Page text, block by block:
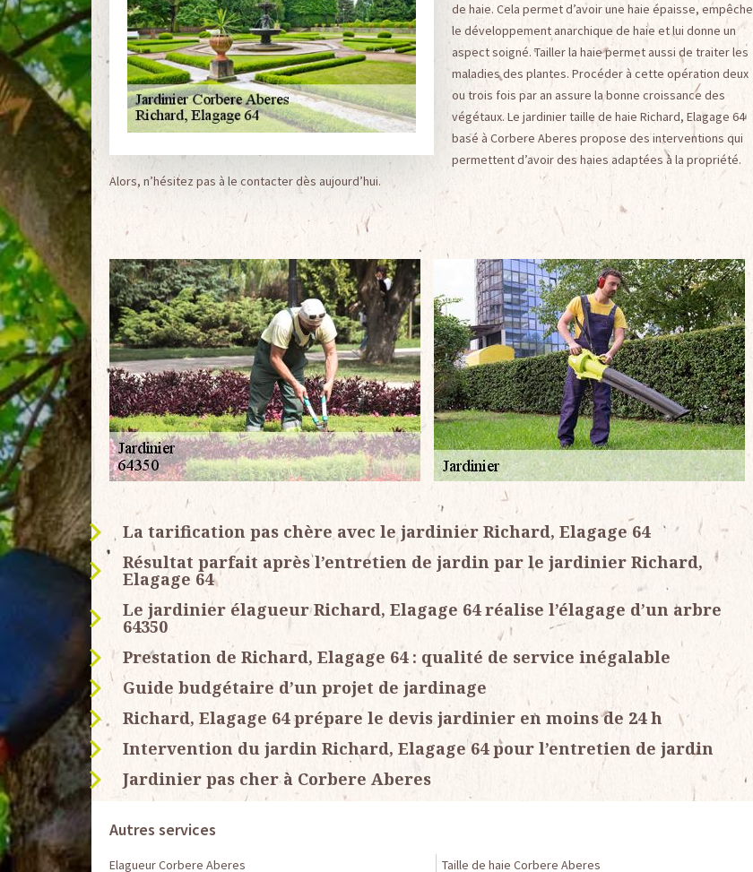
de haie. Cela permet d’avoir une haie épaisse, empêche
le développement anarchique de haie et lui donne un
aspect soigné. Tailler la haie permet aussi de traiter les
maladies des plantes. Procéder à cette opération deux
ou trois fois par an assure la bonne croissance des
végétaux. Le jardinier taille de haie Richard, Elagage 64
basé à Corbere Aberes propose des interventions qui
permettent d’avoir des haies adaptées à la propriété.
Alors, n’hésitez pas à le contacter dès aujourd’hui.
La tarification pas chère avec le jardinier Richard, Elagage 64
Résultat parfait après l’entretien de jardin par le jardinier Richard,
Elagage 64
Le jardinier élagueur Richard, Elagage 64 réalise l’élagage d’un arbre
64350
Prestation de Richard, Elagage 64 : qualité de service inégalable
Guide budgétaire d’un projet de jardinage
Richard, Elagage 64 prépare le devis jardinier en moins de 24 h
Intervention du jardin Richard, Elagage 64 pour l’entretien de jardin
Jardinier pas cher à Corbere Aberes
Autres services
Elagueur Corbere Aberes Taille de haie Corbere Aberes